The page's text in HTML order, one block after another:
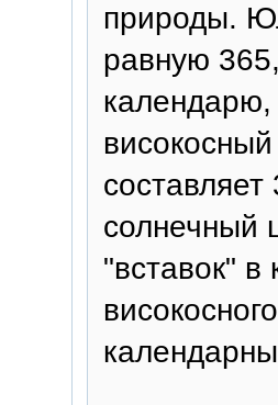
природы.
равную
календарю,
високосный
солнечный
"вставок"